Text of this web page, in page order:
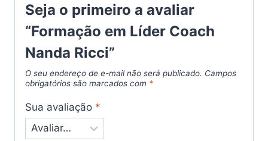
Seja o primeiro a avaliar
“Formação em Líder Coach
Nanda Ricci”
O seu endereço de e-mail não será publicado. Campos
obrigatórios são marcados com *
Sua avaliação *